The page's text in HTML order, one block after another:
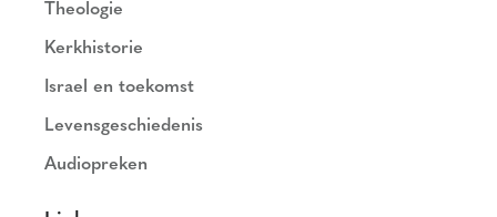
Theologie
Kerkhistorie
Israel en toekomst
Levensgeschiedenis
Audiopreken